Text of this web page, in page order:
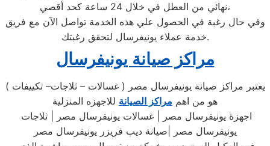
نهائي من العطل في خلال 24 ساعة كحد أقصي،
وفي حال رغبة في الحصول علي هذه الخدمة تواصل الآن مع فريق
خدمة عملاء يونيفرسال لتحقق رغبتك.
مراكز صيانة يونيفرسال
يعتبر مراكز صيانة يونيفرسال مصر ( غسالات – ثلاجات– تكييفات )
هو من اهم مراكز الصيانة للاجهزه المنزلية
يونيفرسال مصر |صيانة ديب فريزر يونيفرسال مصر